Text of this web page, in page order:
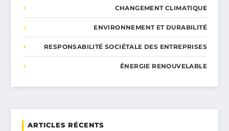
CHANGEMENT CLIMATIQUE
ENVIRONNEMENT ET DURABILITÉ
RESPONSABILITÉ SOCIÉTALE DES ENTREPRISES
ÉNERGIE RENOUVELABLE
ARTICLES RÉCENTS